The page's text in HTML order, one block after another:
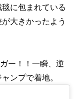
に包まれている
大きかったよう
ー！！一瞬、逆
ンプで着地。